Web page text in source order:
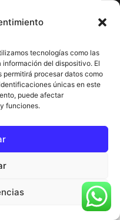
tecnologías como las
del dispositivo. El
procesar datos como
únicas en este
puede afectar
funciones.